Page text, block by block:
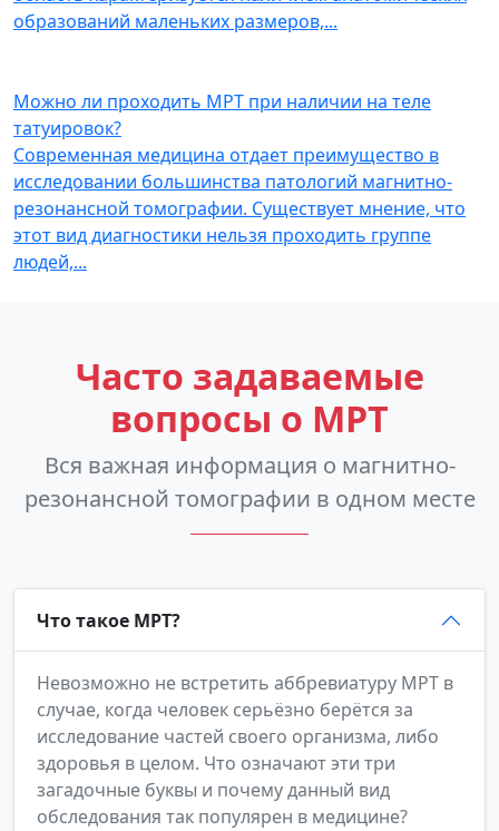
образований маленьких размеров,...
Можно ли проходить МРТ при наличии на теле
татуировок?
Современная медицина отдает преимущество в
исследовании большинства патологий магнитно-
резонансной томографии. Существует мнение, что
этот вид диагностики нельзя проходить группе
людей,...
Часто задаваемые
вопросы о МРТ
Вся важная информация о магнитно-
резонансной томографии в одном месте
Что такое МРТ?
Невозможно не встретить аббревиатуру МРТ в
случае, когда человек серьёзно берётся за
исследование частей своего организма, либо
здоровья в целом. Что означают эти три
загадочные буквы и почему данный вид
обследования так популярен в медицине?